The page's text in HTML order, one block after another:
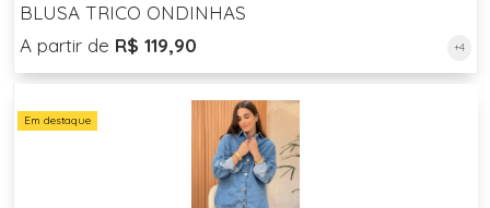
BLUSA TRICO ONDINHAS
A partir de R$ 119,90 +4
Em destaque